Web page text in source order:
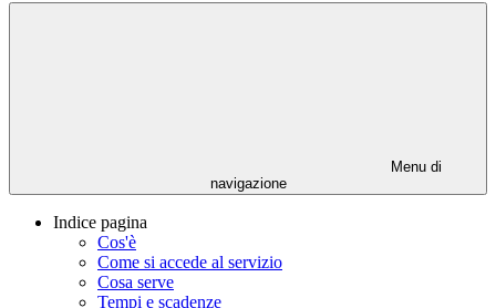
Menu di
navigazione
Indice pagina
Cos'è
Come si accede al servizio
Cosa serve
Tempi e scadenze